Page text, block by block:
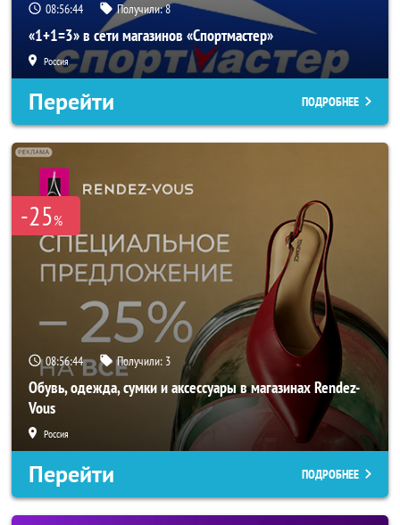
08:56:43 Получили:8
«1+1=3» в сети магазинов «Спортмастер»
Россия
Перейти ПОДРОБНЕЕ
-25%
08:56:43 Получили: 3
Обувь, одежда, сумки и аксессуары в магазинах Rendez-
Vous
Россия
Перейти ПОДРОБНЕЕ